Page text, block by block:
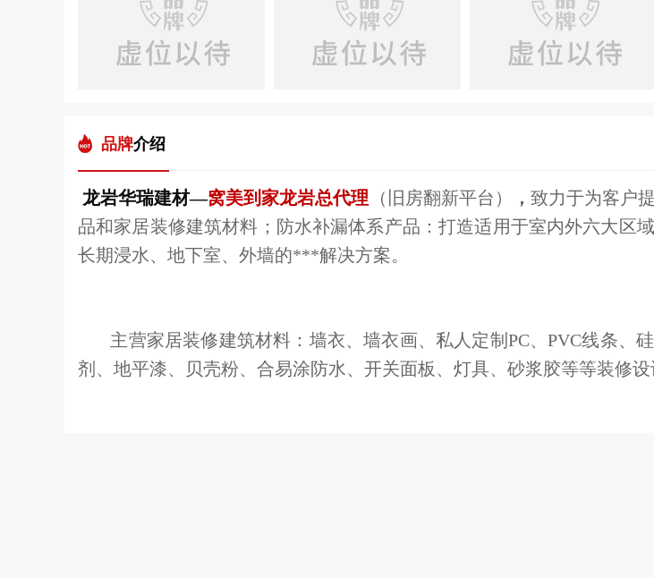
品牌介绍
龙岩华瑞建材—窝美到家龙岩总代理 （旧房翻新平台） ， 致力于为客户
品和家居装修建筑材料；防水补漏体系产品：打造适用于室内外六大区
长期浸水、地下室、外墙的***解决方案。
主营家居装修建筑材料：墙衣、墙衣画、私人定制PC、PVC线条、
剂、地平漆、贝壳粉、合易涂防水、开关面板、灯具、砂浆胶等等装修